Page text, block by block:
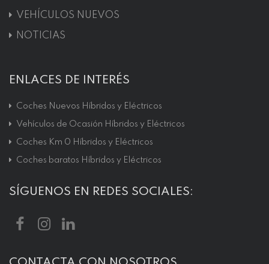
VEHÍCULOS NUEVOS
NOTICIAS
ENLACES DE INTERÉS
Coches Nuevos Híbridos y Eléctricos
Vehículos de Ocasión Híbridos y Eléctricos
Coches Km 0 Híbridos y Eléctricos
Coches baratos Híbridos y Eléctricos
SÍGUENOS EN REDES SOCIALES: